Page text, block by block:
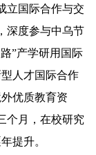
立国际合作与交
深度参与中乌节
”产学研用国际
人才国际合作
优质教育资
个月，在校研究
提升。